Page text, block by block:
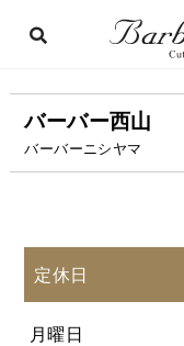
バーバー西山
バーバーニシヤマ
定休日
月曜日